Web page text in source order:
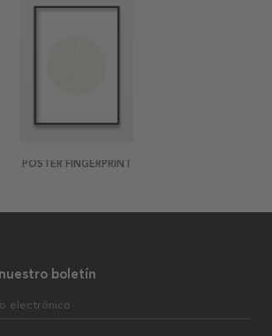
POSTER FINGERPRINT
boletín
electrónico